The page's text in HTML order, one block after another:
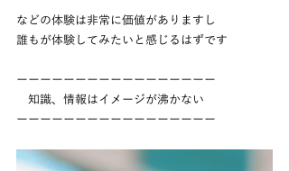
などの体験は非常に価値がありますし
誰もが体験してみたいと感じるはずです
ーーーーーーーーーーーーーーーーー
知識、情報はイメージが沸かない
ーーーーーーーーーーーーーーーーー